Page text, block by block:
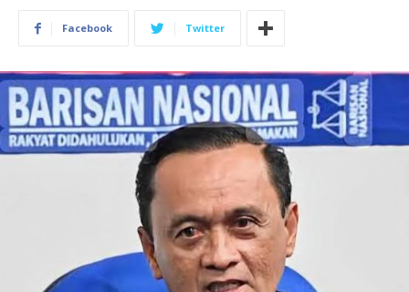
Facebook Twitter